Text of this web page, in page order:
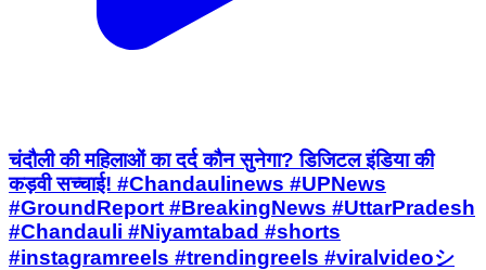
चंदौली की महिलाओं का दर्द कौन सुनेगा? डिजिटल इंडिया की
कड़वी सच्चाई! #Chandaulinews #UPNews
#GroundReport #BreakingNews #UttarPradesh
#Chandauli #Niyamtabad #shorts
#instagramreels #trendingreels #viralvideoシ